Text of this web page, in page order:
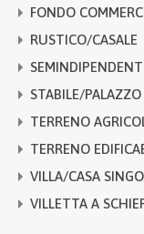
FONDO
RUSTICO/CASALE
STABILE/PALAZZO
TERRENO
TERRENO
VILLA/CASA
VILLETTA A